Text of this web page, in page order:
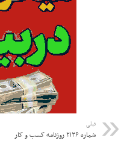
قبلی
شماره ۲۱۳۶ روزنامه کسب و کار